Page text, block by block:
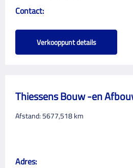
Contact:
Verkooppunt details
Thiessens Bouw -en
Afstand: 5677,518km
Adres: